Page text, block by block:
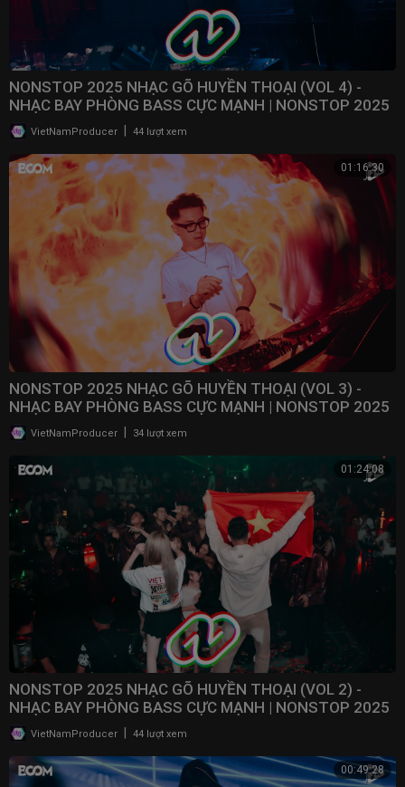
NONSTOP 2025 NHẠC GÕ HUYỀN THOẠI (VOL 4) -
NHẠC BAY PHÒNG BASS CỰC MẠNH | NONSTOP 2025
VINAHOUSE
VietNamProducer 44 lượt xem
01:16:30
NONSTOP 2025 NHẠC GÕ HUYỀN THOẠI (VOL 3) -
NHẠC BAY PHÒNG BASS CỰC MẠNH | NONSTOP 2025
VINAHOUSE
VietNamProducer | 34 lượt xem
01:24:08
NONSTOP 2025 NHẠC GÕ HUYỀN THOẠI (VOL 2) -
NHẠC BAY PHÒNG BASS CỰC MẠNH | NONSTOP 2025
VINAHOUSE
VietNamProducer 44 lượt xem
00:49:28